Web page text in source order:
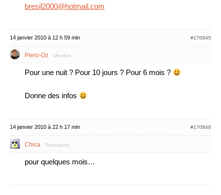
bresil2000@hotmail.com
14 janvier 2010 à 12 h 59 min #170845
Piero-Oz Membre
Pour une nuit ? Pour 10 jours ? Pour 6 mois ?
Donne des infos
14 janvier 2010 à 22 h 17 min #170846
Chica Participant
pour quelques mois…